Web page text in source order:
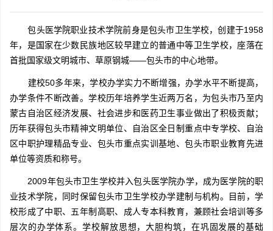
包头医学院职业技术学院前身是包头市卫生学校，创建于1958
年，是国家在少数民族地区较早建立的普通中等卫生学校，座落在
首批国家级文明城市、草原钢城——包头市的中心地带。
建校50多年来，学校办学实力不断增强，办学水平不断提高，
办学条件不断改善。学校历年培养学生近两万名，为包头市乃至内
蒙古自治区经济发展、社会进步和医药卫生事业做出了积极贡献；
历年获得包头市精神文明单位、自治区全日制重点中专学校、自治
区中职护理精品专业、包头市重点实训基地、包头市职业教育先进
单位等资质和称号。
2009年包头市卫生学校并入包头医学院办学，成为医学院的职
业技术学院，同时保留包头市卫生学校办学建制与机构。目前，学
校形成了中职、五年制高职、成人专本科教育，兼顾社会培训等多
层次的办学体系。学校解放思想，大胆构筑，在巩固发展的基础